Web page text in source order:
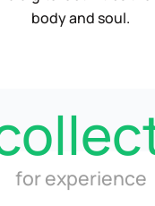
body and soul.
for experience